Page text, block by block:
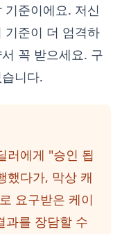
준이에요. 저신
기준이 더 엄격하
꼭 받으세요. 구
니다.
러에게 "승인 됩
했다가, 막상 캐
요구받은 케이
과를 장담할 수